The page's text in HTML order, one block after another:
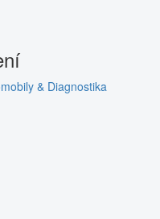
& Diagnostika